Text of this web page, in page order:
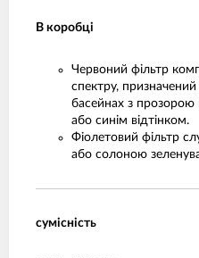
В коробці
Червоний фільтр
спектру,
басейнах з
або синім відтінком.
Фіолетовий фільтр
або солоною
сумісність